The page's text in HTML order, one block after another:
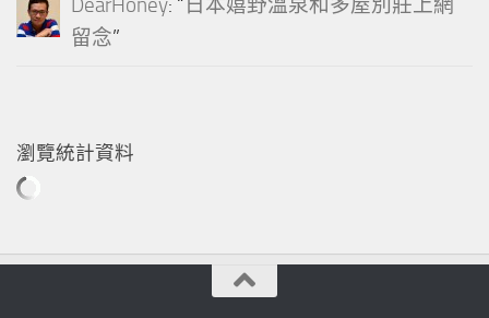
DearHoney: “ 日本嬉野溫泉和多屋別莊上網
留念”
瀏覽統計資料